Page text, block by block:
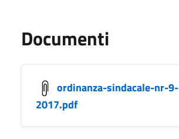
Documenti
ordinanza-sindacale-nr-9-
2017.pdf